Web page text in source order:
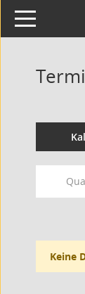
Toggle
Keine